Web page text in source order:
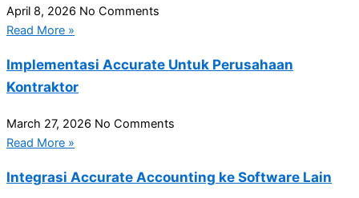
April 8, 2026 No Comments
Read More »
Implementasi Accurate Untuk Perusahaan
Kontraktor
March 27, 2026 No Comments
Read More »
Integrasi Accurate Accounting ke Software Lain